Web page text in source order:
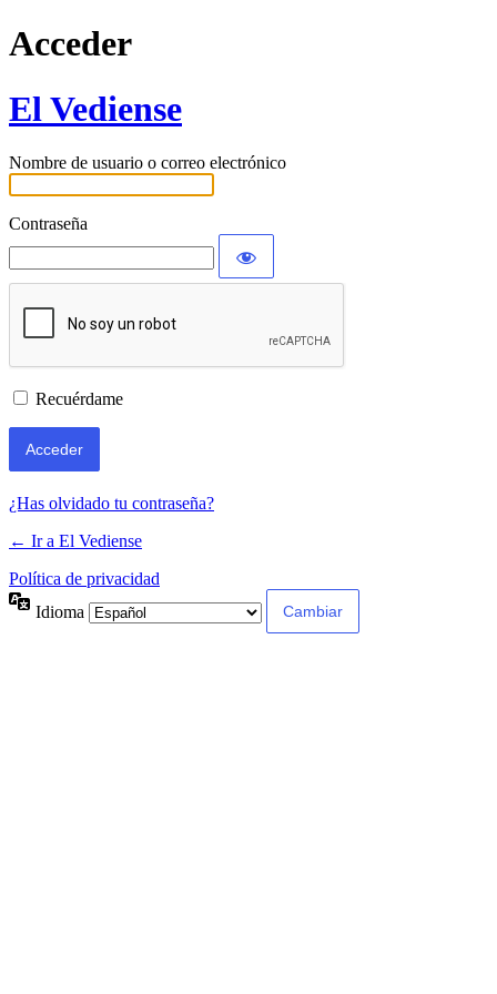
Acceder
El Vediense
Nombre de usuario o correo electrónico
Contraseña
Recuérdame
¿Has olvidado tu contraseña?
← Ir a El Vediense
Política de privacidad
Idioma